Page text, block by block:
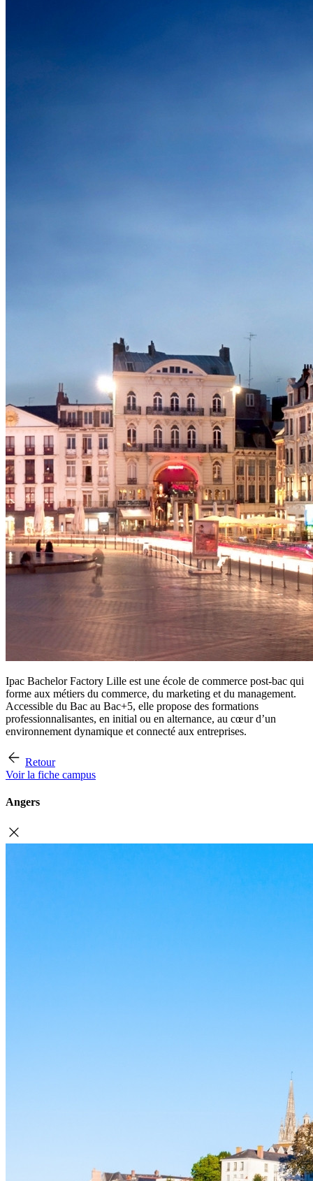
Ipac Bachelor Factory Lille est une école de commerce post-bac qui
forme aux métiers du commerce, du marketing et du management.
Accessible du Bac au Bac+5, elle propose des formations
professionnalisantes, en initial ou en alternance, au cœur d’un
environnement dynamique et connecté aux entreprises.
Retour
Voir la fiche campus
Angers